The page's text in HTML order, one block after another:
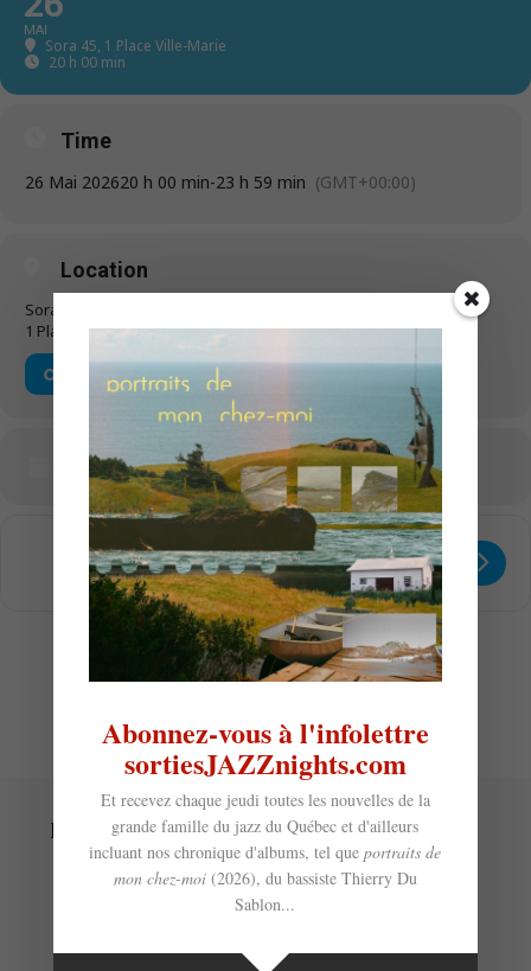
MAI
Sora 45, 1 Place Ville-Marie
20 h 00 min - 23 h 59 min
Time
26 Mai 202620 h 00 min-23 h 59 min (GMT+00:00)
Location
Sora 45
1 Place Ville-Marie
OTHER EVENTS
CALENDAR GOOGLECAL
Get
Directions
Address - Mat Jon Quartet [vztITlI81]
Destination Address - Mat Jon
Laisser un commentaire
Abonnez-vous à l'infolettre
sortiesJAZZnights.com
Et recevez chaque jeudi toutes les nouvelles de la
grande famille du jazz du Québec et d'ailleurs
incluant nos chronique d'albums, tel queportraits de
mon chez-moi (2026), du bassiste Thierry Du
Sablon...